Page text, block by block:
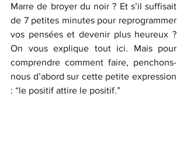
Marre de broyer du noir ? Et s’il suffisait
de 7 petites minutes pour reprogrammer
vos pensées et devenir plus heureux ?
On vous explique tout ici. Mais pour
comprendre comment faire, penchons-
nous d’abord sur cette petite expression
: “le positif attire le positif.”